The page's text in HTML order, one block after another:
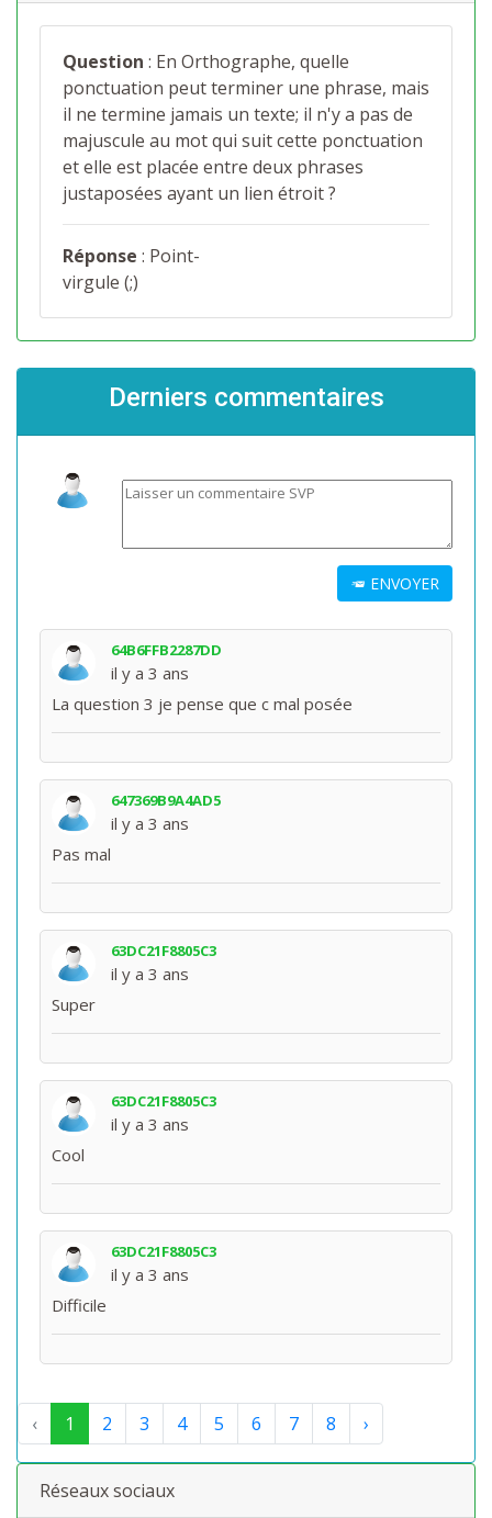
Question : En Orthographe, quelle
ponctuation peut terminer une phrase, mais
il ne termine jamais un texte; il n'y a pas de
majuscule au mot qui suit cette ponctuation
et elle est placée entre deux phrases
justaposées ayant un lien étroit ?
Réponse : Point-
virgule (;)
Derniers commentaires
ENVOYER
64B6FFB2287DD
il y a 3 ans
La question 3 je pense que c mal posée
647369B9A4AD5
il y a 3 ans
Pas mal
63DC21F8805C3
il y a 3 ans
Super
63DC21F8805C3
il y a 3 ans
Cool
63DC21F8805C3
il y a 3 ans
Difficile
‹ 1 2 3 4 5 6 7 8 ›
Réseaux sociaux